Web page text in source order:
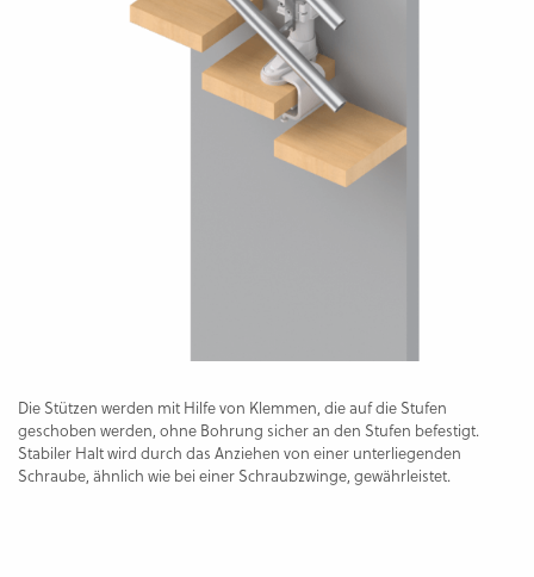
Die Stützen werden mit Hilfe von Klemmen, die auf die Stufen
geschoben werden, ohne Bohrung sicher an den Stufen befestigt.
Stabiler Halt wird durch das Anziehen von einer unterliegenden
Schraube, ähnlich wie bei einer Schraubzwinge, gewährleistet.